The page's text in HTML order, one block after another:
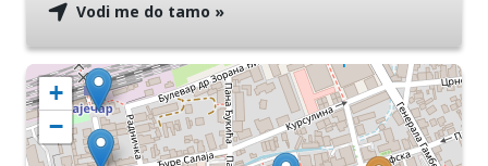
Vodi me do tamo »
+
−